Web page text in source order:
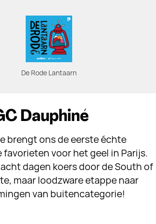
De Rode Lantaarn
Dauphiné
brengt ons de eerste échte
voor het geel in Parijs.
dagen koers door de South of
maar loodzware etappe naar
van buitencategorie!